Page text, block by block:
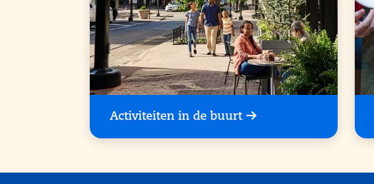
Activiteiten in de buurt